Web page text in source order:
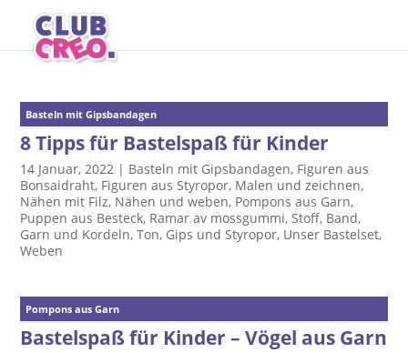
Basteln mit Gipsbandagen
8 Tipps für Bastelspaß für Kinder
14 Januar, 2022 | Basteln mit Gipsbandagen, Figuren aus
Bonsaidraht, Figuren aus Styropor, Malen und zeichnen,
Nähen mit Filz, Nähen und weben, Pompons aus Garn,
Puppen aus Besteck, Ramar av mossgummi, Stoff, Band,
Garn und Kordeln,Ton, Gips und Styropor, Unser Bastelset,
Weben
Pompons aus Garn
Bastelspaß für Kinder – Vögel aus Garn